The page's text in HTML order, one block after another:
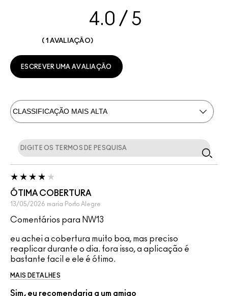
4.0
1 AVALIAÇÃO
ESCREVER UMA AVALIAÇÃO
ÓTIMA COBERTURA
13/05/2026 maria Porto Alegre
Comentários para NW13
eu achei a cobertura muito boa, mas preciso
reaplicar durante o dia. fora isso, a aplicação é
bastante facil e ele é ótimo.
MAIS DETALHES
Sim, eu recomendaria a um amigo